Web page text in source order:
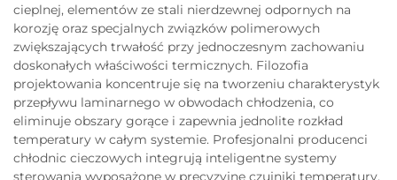
cieplnej, elementów ze stali nierdzewnej odpornych na
korozję oraz specjalnych związków polimerowych
zwiększających trwałość przy jednoczesnym zachowaniu
doskonałych właściwości termicznych. Filozofia
projektowania koncentruje się na tworzeniu charakterystyk
przepływu laminarnego w obwodach chłodzenia, co
eliminuje obszary gorące i zapewnia jednolite rozkład
temperatury w całym systemie. Profesjonalni producenci
chłodnic cieczowych integrują inteligentne systemy
sterowania wyposażone w precyzyjne czujniki temperatury,